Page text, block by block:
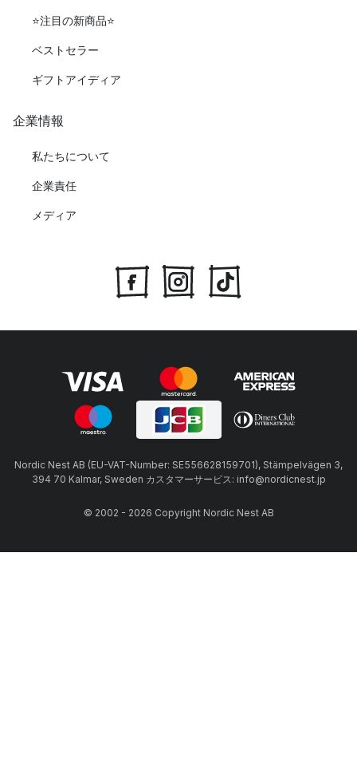
⭐️注目の新商品⭐️
ベストセラー
ギフトアイディア
企業情報
私たちについて
企業責任
メディア
Nordic Nest AB (EU-VAT-Number: SE556628159701), Stämpelvägen 3,
394 70 Kalmar, Sweden カスタマーサービス: info@nordicnest.jp
© 2002 - 2026 Copyright Nordic Nest AB